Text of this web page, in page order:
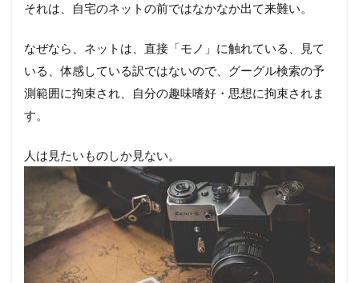
それは、自宅のネットの前ではなかなか出て来難い。
なぜなら、ネットは、直接「モノ」に触れている、見て
いる、体感している訳ではないので、グーグル検索の予
測範囲に拘束され、自分の趣味嗜好・思想に拘束されま
す。
人は見たいものしか見ない。